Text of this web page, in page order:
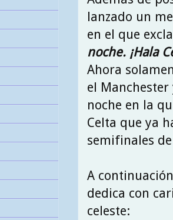
lanzado un
en el que
noche. ¡Hala
Ahora
el
noche en la
Celta que ya
semifinales
A
dedica con
celeste: